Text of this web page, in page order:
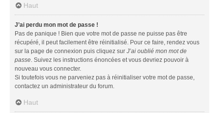
Haut
J’ai perdu mon mot de passe !
Pas de panique ! Bien que votre mot de passe ne puisse pas être
récupéré, il peut facilement être réinitialisé. Pour ce faire, rendez vous
sur la page de connexion puis cliquez sur J’ai oublié mon mot de
passe. Suivez les instructions énoncées et vous devriez pouvoir à
nouveau vous connecter.
Si toutefois vous ne parveniez pas à réinitialiser votre mot de passe,
contactez un administrateur du forum.
Haut